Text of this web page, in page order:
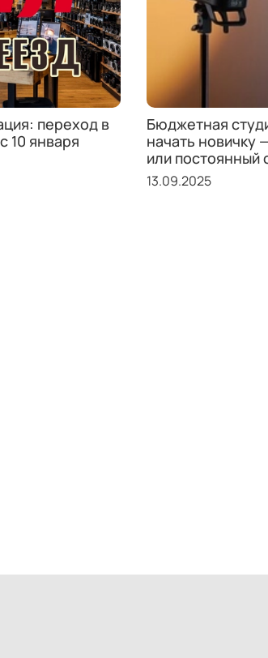
переход в
10 января
Бюджетная
начать новичку
или постоянный
13.09.2025